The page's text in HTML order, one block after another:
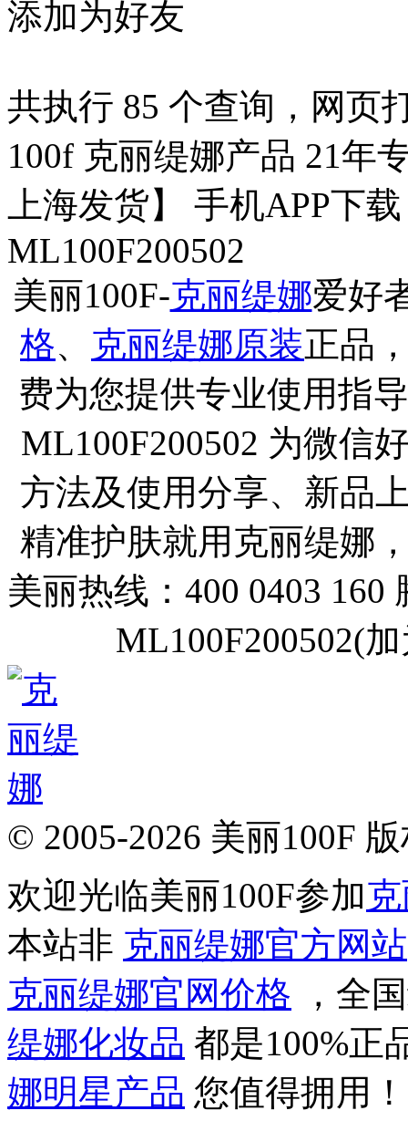
共执行 85 个查询，网页
100f 克丽缇娜产品 21年
上海发货】 手机APP下
ML100F200502
美丽100F-克丽缇娜爱好
格、 克丽缇娜原装正品
费为您提供专业使用指
ML100F200502 为微信
方法及使用分享、新品
精准护肤就用克丽缇娜
美丽热线：400 0403 160
ML100F200502(
© 2005-2026 美丽100F
欢迎光临美丽100F参加
本站非 克丽缇娜官方网站
克丽缇娜官网价格 ，全
缇娜化妆品 都是100%正
娜明星产品 您值得拥用